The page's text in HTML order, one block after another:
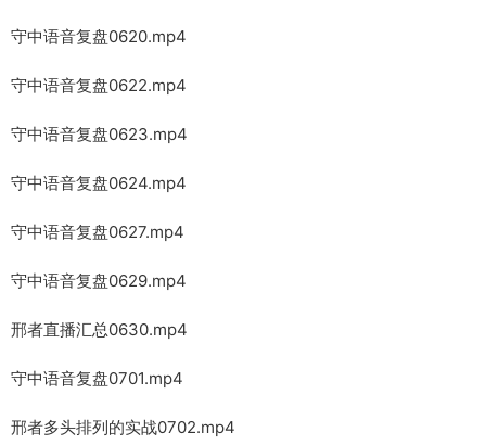
守中语音复盘0620.mp4
守中语音复盘0622.mp4
守中语音复盘0623.mp4
守中语音复盘0624.mp4
守中语音复盘0627.mp4
守中语音复盘0629.mp4
邢者直播汇总0630.mp4
守中语音复盘0701.mp4
邢者多头排列的实战0702.mp4